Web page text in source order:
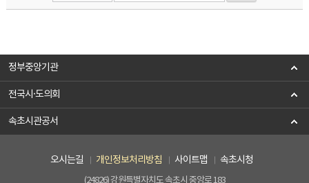
정부중앙기관
전국시·도의회
속초시관공서
오시는길 개인정보처리방침 사이트맵 속초시청
(24826) 강원특별자치도 속초시 중앙로 183